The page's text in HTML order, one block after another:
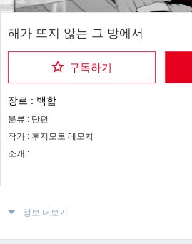
해가 뜨지 않는 그 방에서
구독하기
장르 : 백합
분류 : 단편
작가 : 후지모토 레모치
소개 :
정보 더보기